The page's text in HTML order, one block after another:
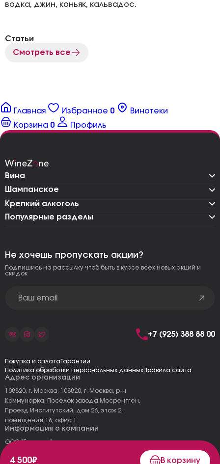
4 500₽ В корзину
водка, джин, коньяк, кальвадос.
Статьи
Смотреть все
Главная Избранное 0
Винотеки
Корзина 0 Профиль
Вина
Шампанское
Крепкий алкоголь
Популярные разделы
Адрес организации
108820, г. Москва, 108820, г. Москва, р-н
Коммунарка, Поселок завода Мосрентген,
Проезд Институтский, дом 26, этаж 2,
помещение 16, офис 1
Информация о компании
ООО "Тоскана"
КПП: 775101001
Не хочешь пропускать акции?
Подпишись на рассылку чтоб быть в курсе всех новых акций и
скидок
+7 (925) 388 88 00
Покупка и оплата Гарантии
Политика обработки персональных данныхПравила сайта